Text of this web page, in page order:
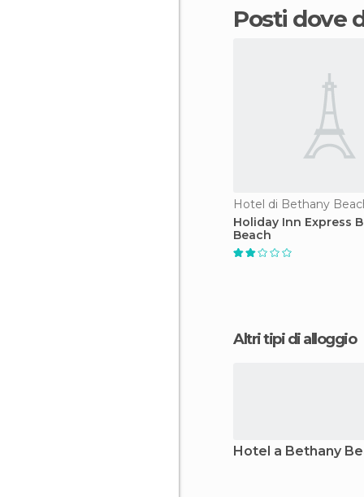
Posti
Hotel di Bethany
Holiday Inn Express
Beach
Altri tipi di alloggio
Hotel a Bethany